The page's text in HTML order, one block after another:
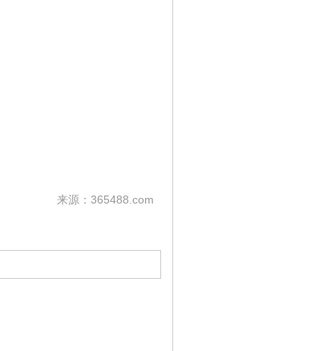
来源：365488.com